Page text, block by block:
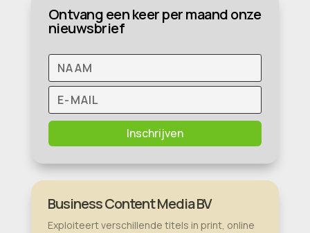
Ontvang een keer per maand onze
nieuwsbrief
Inschrijven
Business Content Media BV
Exploiteert verschillende titels in print, online